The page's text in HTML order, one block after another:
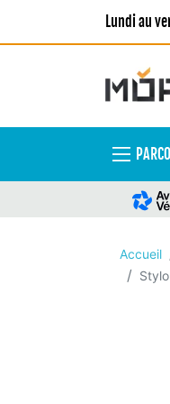
Lundi au
Accueil